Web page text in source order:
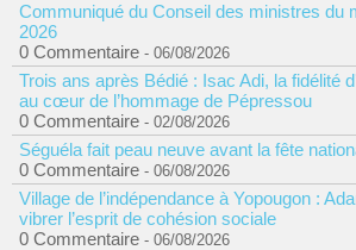
Communiqué du Conseil des ministres du
2026
0 Commentaire - 06/08/2026
Trois ans après Bédié : Isac Adi, la fidélité
au cœur de l’hommage de Pépressou
0 Commentaire - 02/08/2026
Séguéla fait peau neuve avant la fête
0 Commentaire - 06/08/2026
Village de l’indépendance à Yopougon :
vibrer l’esprit de cohésion sociale
0 Commentaire - 06/08/2026